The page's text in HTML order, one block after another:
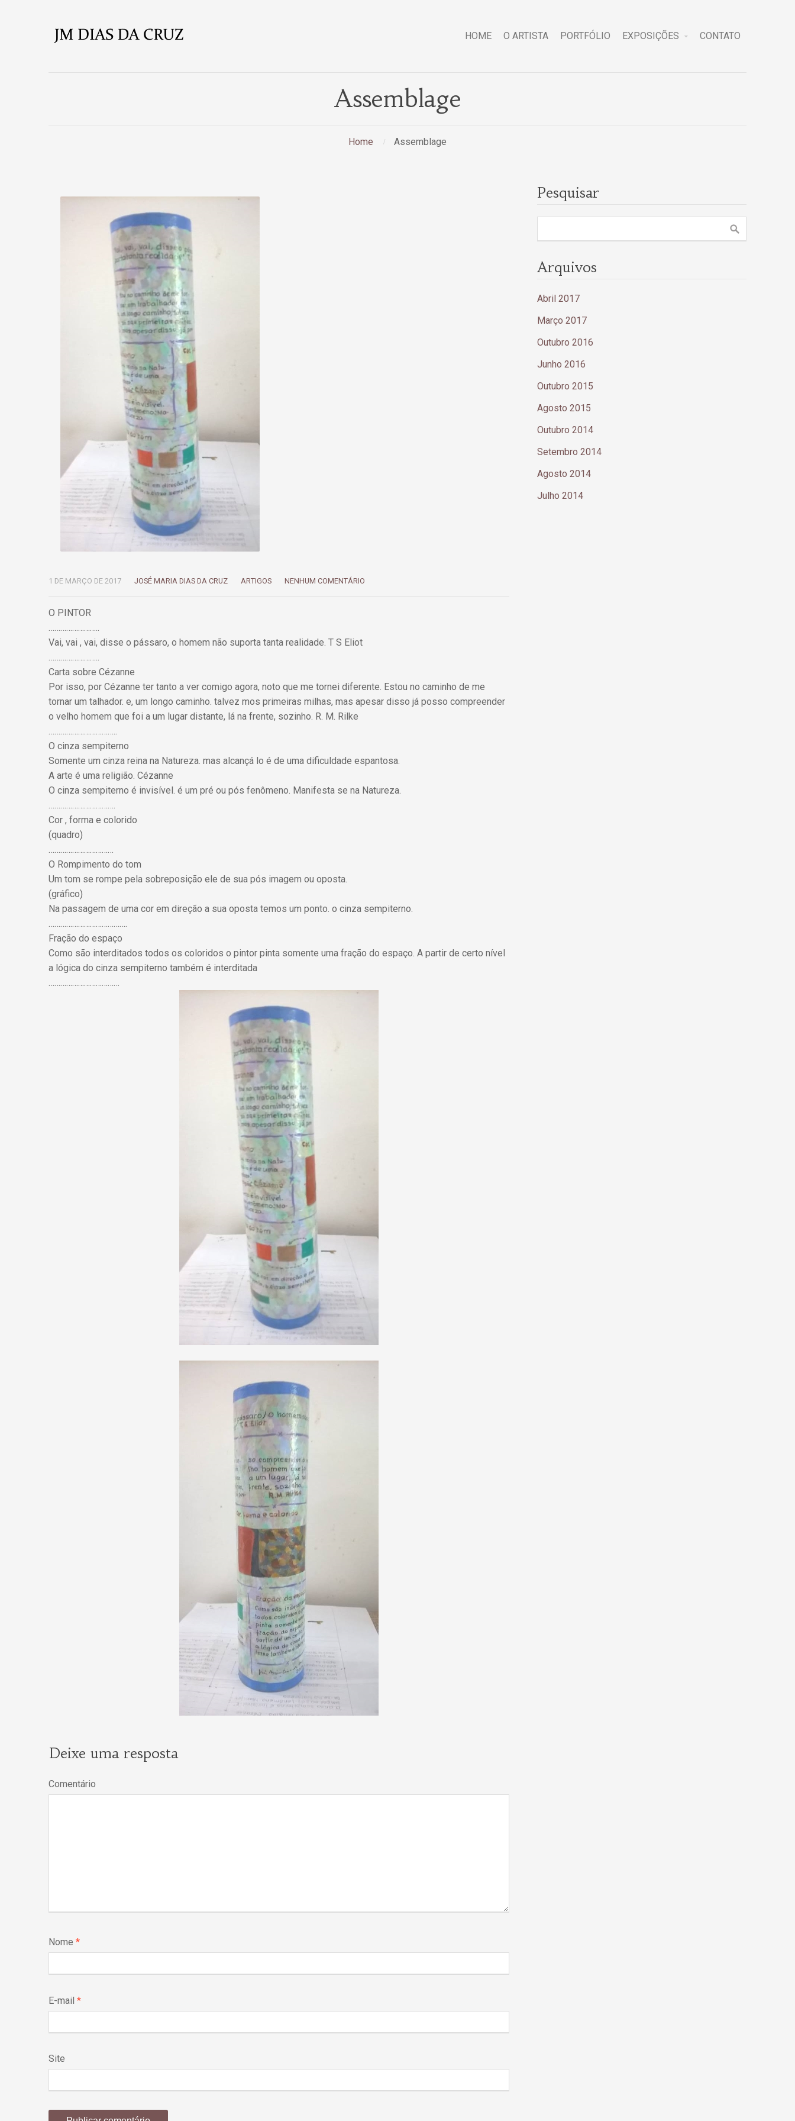
HOME O ARTISTA PORTFÓLIO EXPOSIÇÕES CONTATO
Assemblage
Home Assemblage
1 DE MARÇO DE 2017 JOSÉ MARIA DIAS DA CRUZ ARTIGOS NENHUM COMENTÁRIO
O PINTOR
……………………..
Vai, vai , vai, disse o pássaro, o homem não suporta tanta realidade. T S Eliot
……………………..
Carta sobre Cézanne
Por isso, por Cézanne ter tanto a ver comigo agora, noto que me tornei diferente. Estou no caminho de me
tornar um talhador. e, um longo caminho. talvez mos primeiras milhas, mas apesar disso já posso compreender
o velho homem que foi a um lugar distante, lá na frente, sozinho. R. M. Rilke
……………………………..
O cinza sempiterno
Somente um cinza reina na Natureza. mas alcançá lo é de uma dificuldade espantosa.
A arte é uma religião. Cézanne
O cinza sempiterno é invisível. é um pré ou pós fenômeno. Manifesta se na Natureza.
…………………………….
Cor , forma e colorido
(quadro)
……………………………
O Rompimento do tom
Um tom se rompe pela sobreposição ele de sua pós imagem ou oposta.
(gráfico)
Na passagem de uma cor em direção a sua oposta temos um ponto. o cinza sempiterno.
………………………………….
Fração do espaço
Como são interditados todos os coloridos o pintor pinta somente uma fração do espaço. A partir de certo nível
a lógica do cinza sempiterno também é interditada
………………………………
Deixe uma resposta
Comentário
Nome *
E-mail *
Site
Pesquisar
Arquivos
Abril 2017
Março 2017
Outubro 2016
Junho 2016
Outubro 2015
Agosto 2015
Outubro 2014
Setembro 2014
Agosto 2014
Julho 2014